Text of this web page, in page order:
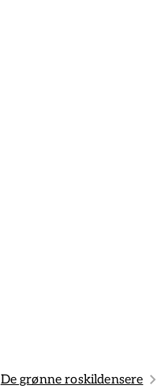
De grønne roskildensere